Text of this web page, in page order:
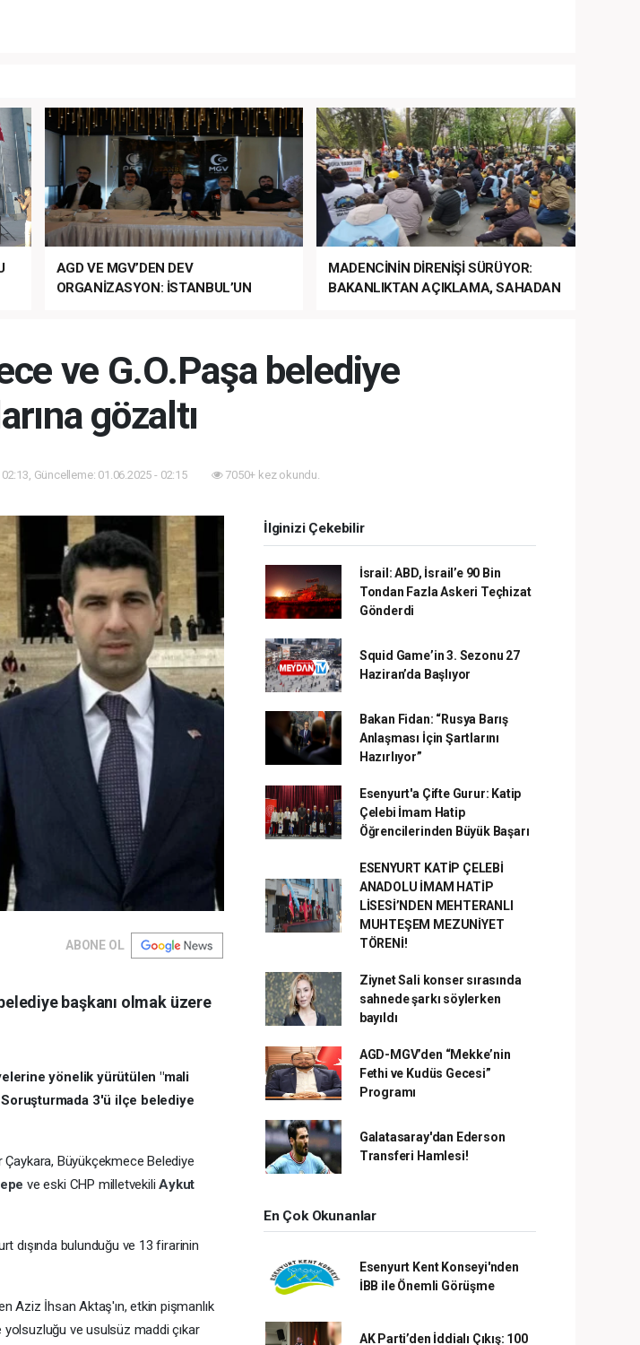
AGD VE MGV’DEN DEV
ORGANİZASYON: İSTANBUL’UN
MADENCİNİN DİRENİŞİ SÜRÜYOR:
BAKANLIKTAN AÇIKLAMA, SAHADAN
ve G.O.Paşa belediye
gözaltı
Güncelleme: 01.06.2025 - 02:15 7050+ kez okundu.
ABONE OL
başkanı olmak üzere
yönelik yürütülen "mali
Soruşturmada 3'ü ilçe belediye
Çaykara, Büyükçekmece Belediye
ve eski CHP milletvekiliAykut
dışında bulunduğu ve 13 firarinin
Aziz İhsan Aktaş'ın, etkin pişmanlık
ve usulsüz maddi çıkar
İlginizi Çekebilir
İsrail: ABD, İsrail’e 90 Bin
Tondan Fazla Askeri Teçhizat
Gönderdi
Squid Game’in 3. Sezonu 27
Haziran’da Başlıyor
Bakan Fidan: “Rusya Barış
Anlaşması İçin Şartlarını
Hazırlıyor”
Esenyurt'a Çifte Gurur: Katip
Çelebi İmam Hatip
Öğrencilerinden Büyük Başarı
ESENYURT KATİP ÇELEBİ
ANADOLU İMAM HATİP
LİSESİ’NDEN MEHTERANLI
MUHTEŞEM MEZUNİYET
TÖRENİ!
Ziynet Sali konser sırasında
sahnede şarkı söylerken
bayıldı
AGD-MGV’den “Mekke’nin
Fethi ve Kudüs Gecesi”
Programı
Galatasaray'dan Ederson
Transferi Hamlesi!
En Çok Okunanlar
Esenyurt Kent Konseyi'nden
İBB ile Önemli Görüşme
AK Parti’den İddialı Çıkış: 100